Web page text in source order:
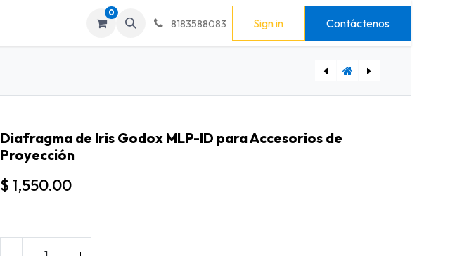
0
8183588083 Sign in Contáctenos
Diafragma de Iris Godox MLP-ID para Accesorios de
Proyección
$ 1,550.00